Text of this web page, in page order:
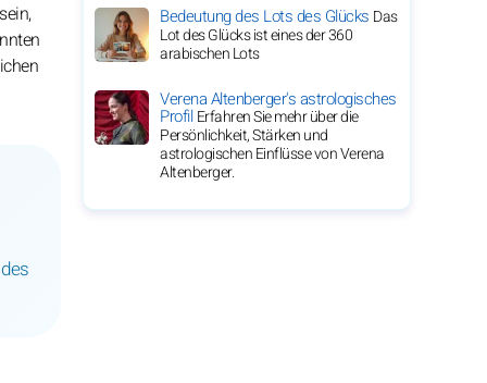
Bedeutung des Lots des Glücks Das
Lot des Glücks ist eines der 360
arabischen Lots
Verena Altenberger's astrologisches
ProfilErfahren Sie mehr über die
Persönlichkeit, Stärken und
astrologischen Einflüsse von Verena
Altenberger.